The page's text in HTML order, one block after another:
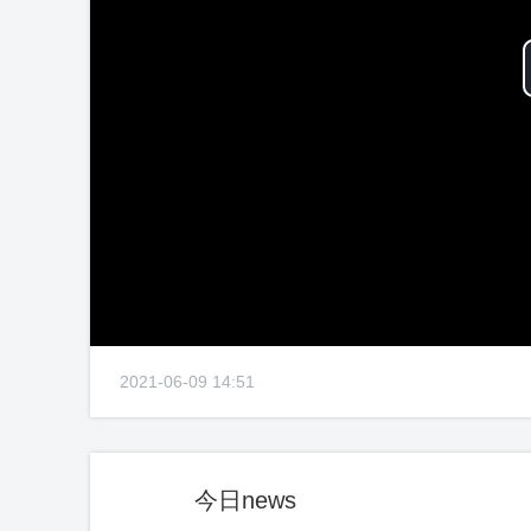
2021-06-09 14:51
今日news